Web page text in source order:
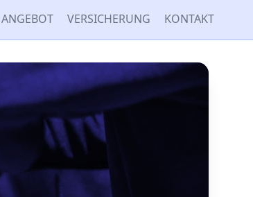
ANGEBOT VERSICHERUNG KONTAKT